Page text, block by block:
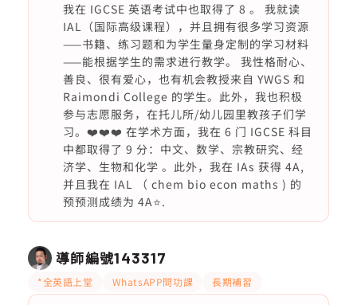
我在 IGCSE 英语考试中也取得了 8 。 我就读
IAL（国际高级课程），并且拥有很多学习资源
——书籍、练习题和为学生量身定制的学习材料
——能根据学生的需求进行教学。 我性格耐心、
善良、很有爱心，也有机会教授来自 YWGS 和
Raimondi College 的学生。此外，我也积极
参与志愿服务，在托儿所/幼儿园里教孩子们学
习。❤️❤️❤️ 在学术方面，我在 6 门 IGCSE 科目
中都取得了 9 分：中文、数学、宗教研究、经
济学、生物和化学 。此外，我在 IAs 获得 4A,
并且我在 IAL （ chem bio econ maths ) 的
预预测成绩为 4A⭐️.
導師編號143317
*全英語上堂 WhatsAPP問功課 長期補習